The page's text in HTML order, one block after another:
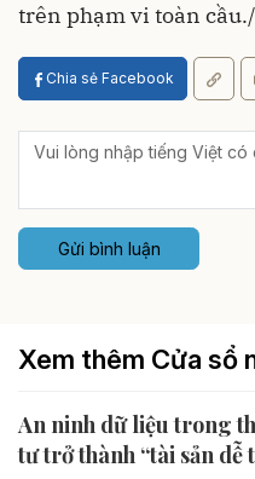
trên phạm vi toàn
Chia sẻ Facebook
Gửi bình luận
Xem thêm Cửa sổ
An ninh dữ liệu trong
tư trở thành “tài sản dễ